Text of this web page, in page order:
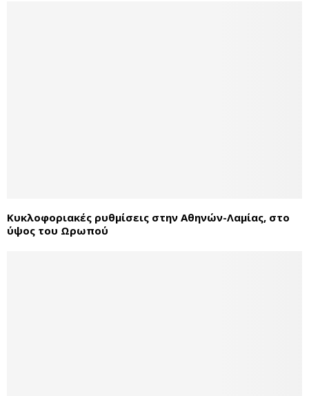
Κυκλοφοριακές ρυθμίσεις στην Αθηνών-Λαμίας, στο
ύψος του Ωρωπού